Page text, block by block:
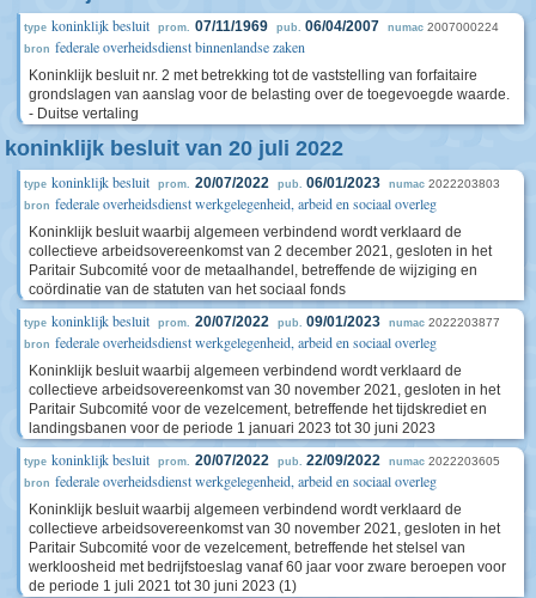
type koninklijk besluit prom. 07/11/1969 pub. 06/04/2007 numac 2007000224
bron federale overheidsdienst binnenlandse zaken
Koninklijk besluit nr. 2 met betrekking tot de vaststelling van forfaitaire
grondslagen van aanslag voor de belasting over de toegevoegde waarde.
- Duitse vertaling
koninklijk besluit van 20 juli 2022
type koninklijk besluit prom. 20/07/2022 pub. 06/01/2023 numac 2022203803
bron federale overheidsdienst werkgelegenheid, arbeid en sociaal overleg
Koninklijk besluit waarbij algemeen verbindend wordt verklaard de
collectieve arbeidsovereenkomst van 2 december 2021, gesloten in het
Paritair Subcomité voor de metaalhandel, betreffende de wijziging en
coördinatie van de statuten van het sociaal fonds
type koninklijk besluit prom. 20/07/2022 pub. 09/01/2023 numac 2022203877
bron federale overheidsdienst werkgelegenheid, arbeid en sociaal overleg
Koninklijk besluit waarbij algemeen verbindend wordt verklaard de
collectieve arbeidsovereenkomst van 30 november 2021, gesloten in het
Paritair Subcomité voor de vezelcement, betreffende het tijdskrediet en
landingsbanen voor de periode 1 januari 2023 tot 30 juni 2023
type koninklijk besluit prom. 20/07/2022 pub. 22/09/2022 numac 2022203605
bron federale overheidsdienst werkgelegenheid, arbeid en sociaal overleg
Koninklijk besluit waarbij algemeen verbindend wordt verklaard de
collectieve arbeidsovereenkomst van 30 november 2021, gesloten in het
Paritair Subcomité voor de vezelcement, betreffende het stelsel van
werkloosheid met bedrijfstoeslag vanaf 60 jaar voor zware beroepen voor
de periode 1 juli 2021 tot 30 juni 2023 (1)